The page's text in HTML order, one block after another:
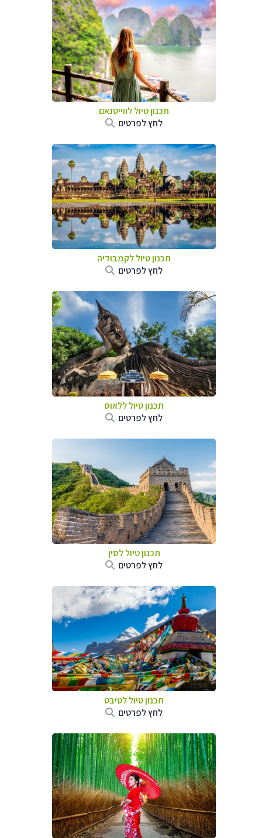
תכנון טיול לווייטנאם
לחץ לפרטים
תכנון טיוללקמבודיה
לחץ לפרטים
תכנון טיולללאוס
לחץ לפרטים
תכנון טיוללסין
לחץ לפרטים
תכנון טיוללטיבט
לחץ לפרטים